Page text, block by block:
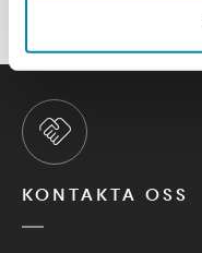
KONTAKTA OSS